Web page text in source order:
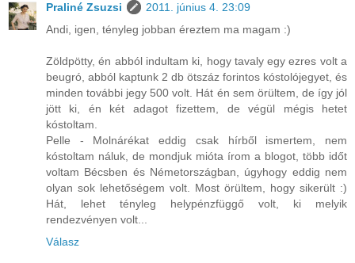
Praliné Zsuzsi
2011. június 4. 23:09
Andi, igen, tényleg jobban éreztem ma magam :)
Zöldpötty, én abból indultam ki, hogy tavaly egy ezres volt a
beugró, abból kaptunk 2 db ötszáz forintos kóstolójegyet, és
minden további jegy 500 volt. Hát én sem örültem, de így jól
jött ki, én két adagot fizettem, de végül mégis hetet
kóstoltam.
Pelle - Molnárékat eddig csak hírből ismertem, nem
kóstoltam náluk, de mondjuk mióta írom a blogot, több időt
voltam Bécsben és Németországban, úgyhogy eddig nem
olyan sok lehetőségem volt. Most örültem, hogy sikerült :)
Hát, lehet tényleg helypénzfüggő volt, ki melyik
rendezvényen volt...
Válasz